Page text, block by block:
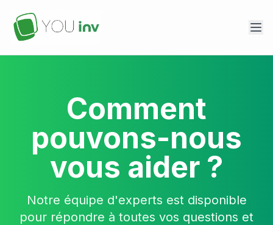
Comment
pouvons-nous
vous aider ?
Notre équipe d'experts est disponible
pour répondre à toutes vos questions et